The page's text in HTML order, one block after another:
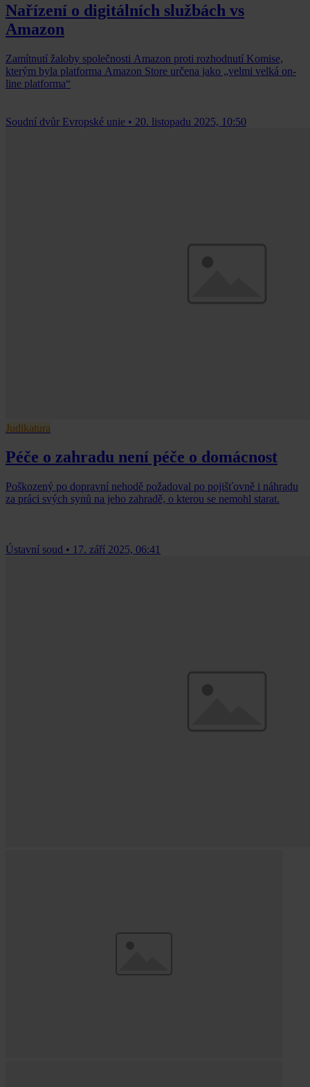
Nařízení o digitálních službách vs
Amazon
Zamítnutí žaloby společnosti Amazon proti rozhodnutí Komise,
kterým byla platforma Amazon Store určena jako „velmi velká on-
line platforma“
Soudní dvůr Evropské unie • 20. listopadu 2025, 10:50
Judikatura
Péče o zahradu není péče o domácnost
Poškozený po dopravní nehodě požadoval po pojišťovně i náhradu
za práci svých synů na jeho zahradě, o kterou se nemohl starat.
Ústavní soud • 17. září 2025, 06:41